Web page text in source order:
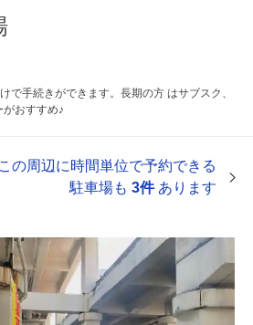
で手続きができます。長期の方 はサブスク、
おすすめ♪
この周辺に時間単位で予約できる
駐車場も 3件あります